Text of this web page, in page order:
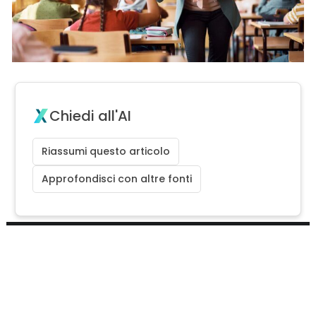
Chiedi all'AI
Riassumi questo articolo
Approfondisci con altre fonti